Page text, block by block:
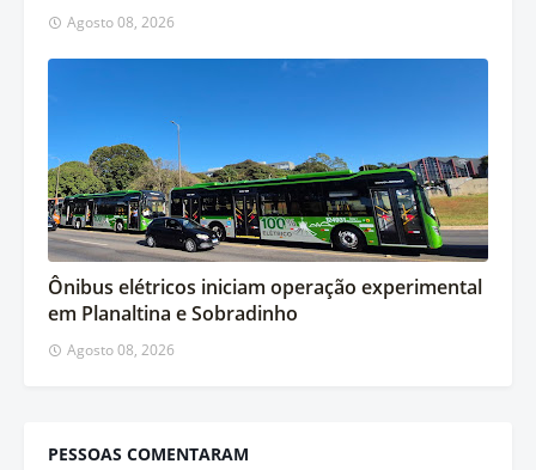
Agosto 08, 2026
Ônibus elétricos iniciam operação experimental
em Planaltina e Sobradinho
Agosto 08, 2026
PESSOAS COMENTARAM